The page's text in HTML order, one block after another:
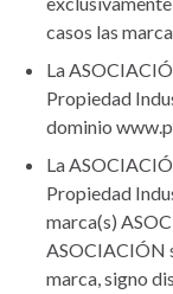
casos las
La
Propiedad
dominio
La
Propiedad
marca(s)
ASOCIACIÓN
marca, signo